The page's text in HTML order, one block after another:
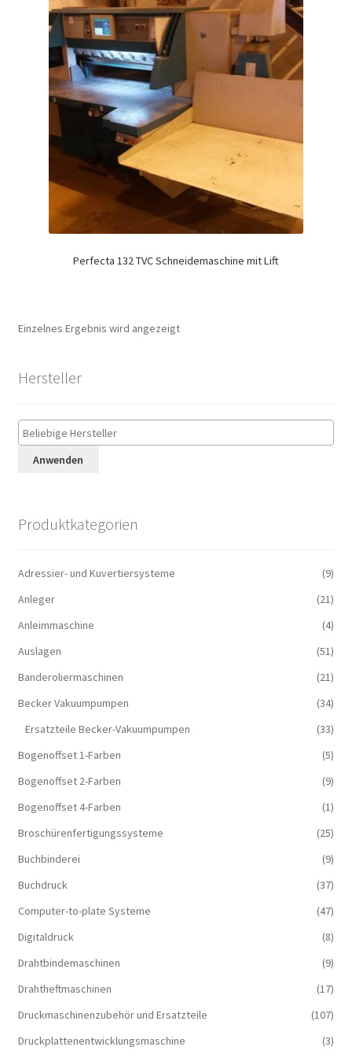
Perfecta 132 TVC Schneidemaschine mit Lift
Einzelnes Ergebnis wird angezeigt
Hersteller
Anwenden
Produktkategorien
Adressier- und Kuvertiersysteme
(9)
Anleger
(21)
Anleimmaschine
(4)
Auslagen
(51)
Banderoliermaschinen
(21)
Becker Vakuumpumpen
(34)
Ersatzteile Becker-Vakuumpumpen
(33)
Bogenoffset 1-Farben
(5)
Bogenoffset 2-Farben
(9)
Bogenoffset 4-Farben
(1)
Broschürenfertigungssysteme
(25)
Buchbinderei
(9)
Buchdruck
(37)
Computer-to-plate Systeme
(47)
Digitaldruck
(8)
Drahtbindemaschinen
(9)
Drahtheftmaschinen
(17)
Druckmaschinenzubehör und Ersatzteile
(107)
Druckplattenentwicklungsmaschine
(3)